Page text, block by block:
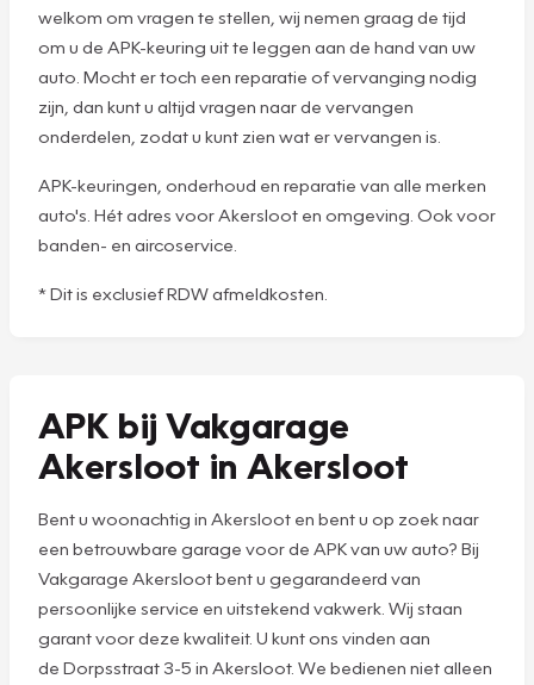
welkom om vragen te stellen, wij nemen graag de tijd
om u de APK-keuring uit te leggen aan de hand van uw
auto. Mocht er toch een reparatie of vervanging nodig
zijn, dan kunt u altijd vragen naar de vervangen
onderdelen, zodat u kunt zien wat er vervangen is.
APK-keuringen, onderhoud en reparatie van alle merken
auto's. Hét adres voor Akersloot en omgeving. Ook voor
banden- en aircoservice.
* Dit is exclusief RDW afmeldkosten.
APK bij Vakgarage
Akersloot in Akersloot
Bent u woonachtig in Akersloot en bent u op zoek naar
een betrouwbare garage voor de APK van uw auto? Bij
Vakgarage Akersloot bent u gegarandeerd van
persoonlijke service en uitstekend vakwerk. Wij staan
garant voor deze kwaliteit. U kunt ons vinden aan
de Dorpsstraat 3-5 in Akersloot. We bedienen niet alleen